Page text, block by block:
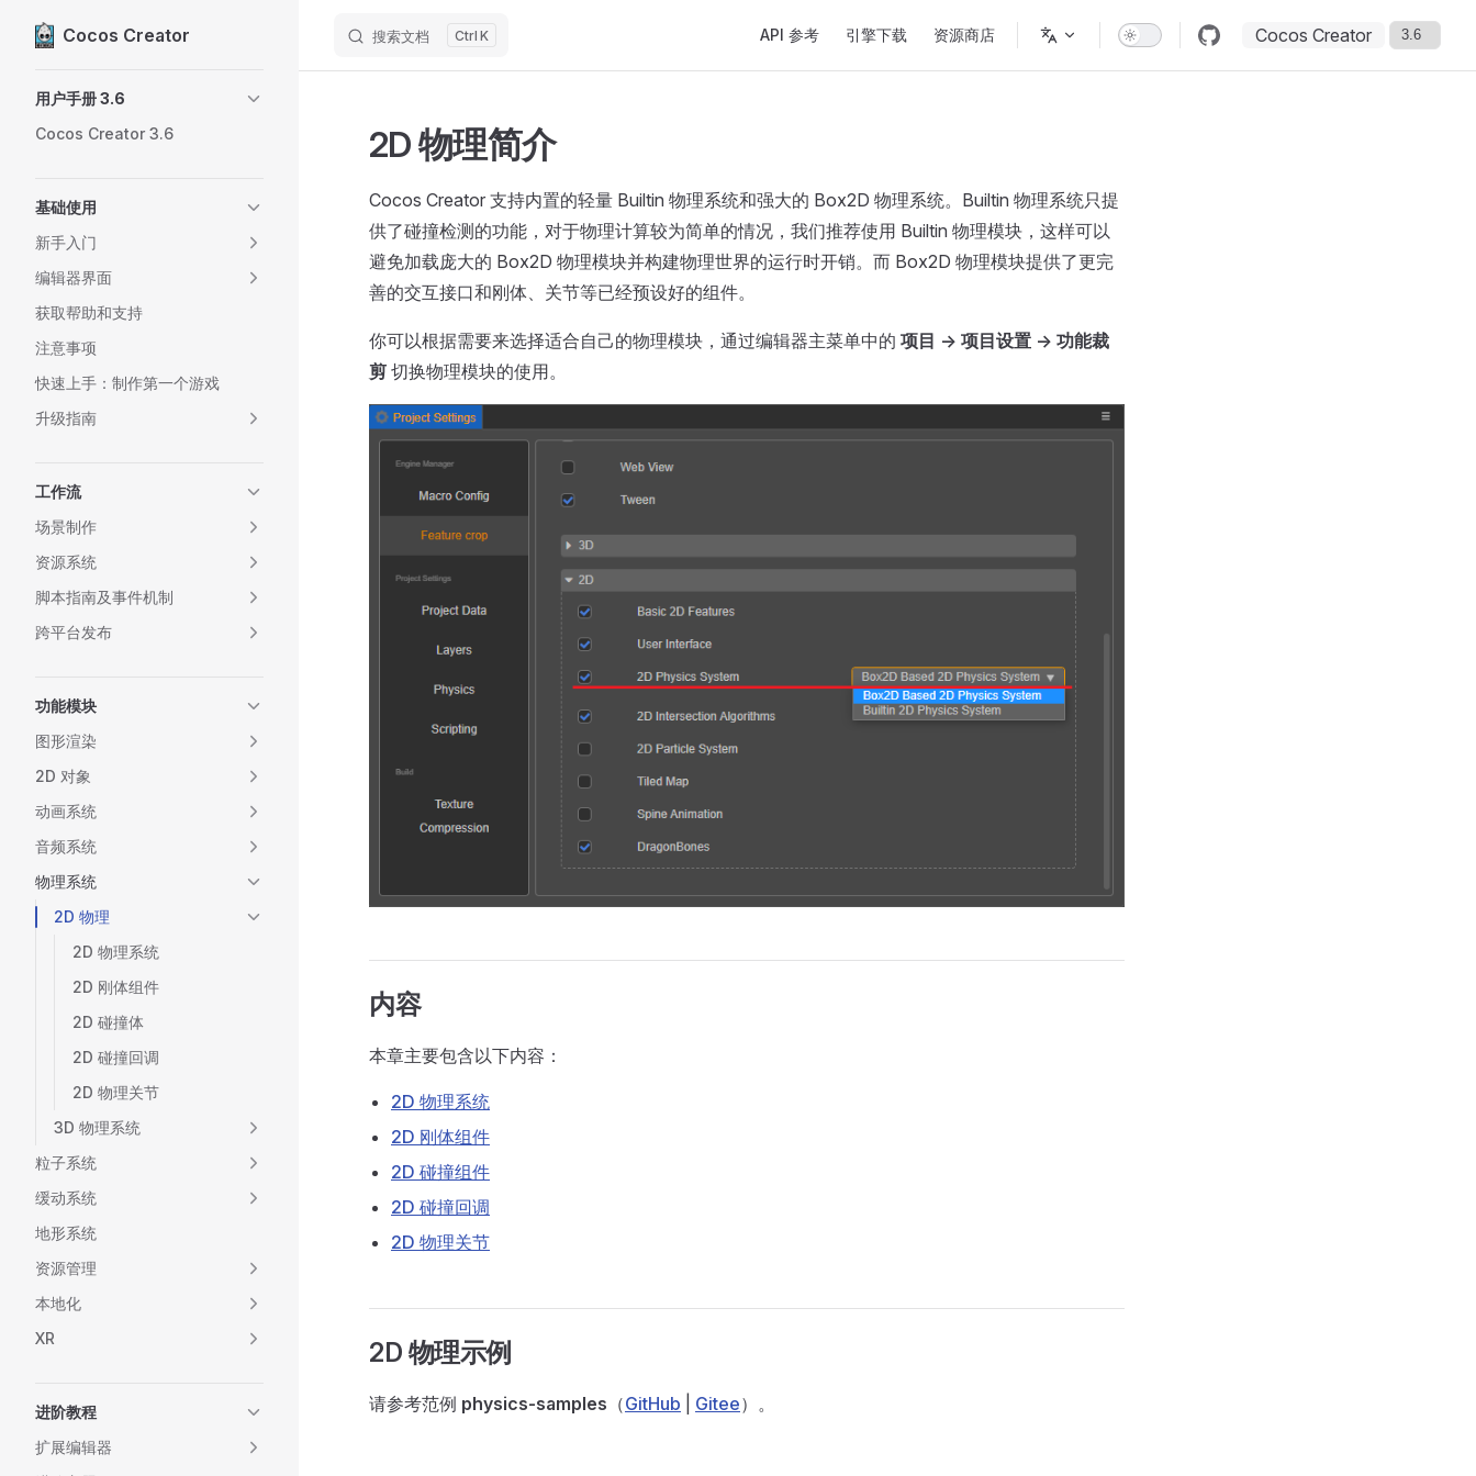
Skip to content
Cocos Creator 搜索文档 K API 参考 引擎下载 资源商店 Cocos Creator
用户手册 3.6
Cocos Creator 3.6
基础使用
新手入门
编辑器界面
获取帮助和支持
注意事项
快速上手：制作第一个游戏
升级指南
工作流
场景制作
资源系统
脚本指南及事件机制
跨平台发布
功能模块
图形渲染
2D 对象
动画系统
音频系统
物理系统
2D 物理
2D 物理系统
2D 刚体组件
2D 碰撞体
2D 碰撞回调
2D 物理关节
3D 物理系统
粒子系统
缓动系统
地形系统
资源管理
本地化
XR
进阶教程
扩展编辑器
2D 物理简介
Cocos Creator 支持内置的轻量 Builtin 物理系统和强大的 Box2D 物理系统。Builtin 物理系统只提
供了碰撞检测的功能，对于物理计算较为简单的情况，我们推荐使用 Builtin 物理模块，这样可以
避免加载庞大的 Box2D 物理模块并构建物理世界的运行时开销。而 Box2D 物理模块提供了更完
善的交互接口和刚体、关节等已经预设好的组件。
你可以根据需要来选择适合自己的物理模块，通过编辑器主菜单中的 项目 -> 项目设置 -> 功能裁
剪 切换物理模块的使用。
内容
本章主要包含以下内容：
2D 物理系统
2D 刚体组件
2D 碰撞组件
2D 碰撞回调
2D 物理关节
2D 物理示例
请参考范例 physics-samples （GitHub Gitee）。